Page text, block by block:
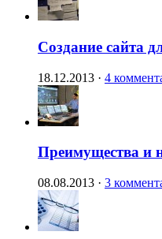
Создание сайта
18.12.2013 · 4
Преимущества и
08.08.2013 · 3